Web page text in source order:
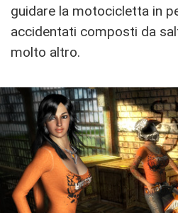
guidare la motocicletta in
accidentati composti da
molto altro.